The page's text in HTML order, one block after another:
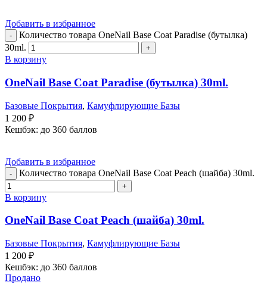
Добавить в избранное
Количество товара OneNail Base Coat Paradise (бутылка)
30ml.
В корзину
OneNail Base Coat Paradise (бутылка) 30ml.
Базовые Покрытия, Камуфлирующие Базы
1 200 ₽
Кешбэк: до 360 баллов
Добавить в избранное
Количество товара OneNail Base Coat Peach (шайба) 30ml.
В корзину
OneNail Base Coat Peach (шайба) 30ml.
Базовые Покрытия, Камуфлирующие Базы
1 200 ₽
Кешбэк: до 360 баллов
Продано